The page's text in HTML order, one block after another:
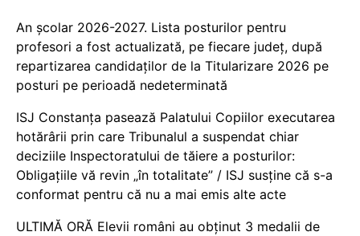
An școlar 2026-2027. Lista posturilor pentru
profesori a fost actualizată, pe fiecare județ, după
repartizarea candidaților de la Titularizare 2026 pe
posturi pe perioadă nedeterminată
ISJ Constanța pasează Palatului Copiilor executarea
hotărârii prin care Tribunalul a suspendat chiar
deciziile Inspectoratului de tăiere a posturilor:
Obligațiile vă revin „în totalitate” / ISJ susține că s-a
conformat pentru că nu a mai emis alte acte
ULTIMĂ ORĂ Elevii români au obținut 3 medalii de